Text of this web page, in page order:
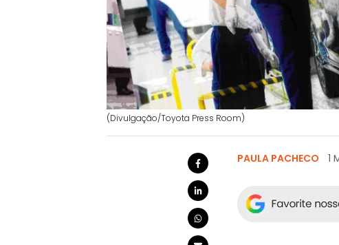
(Divulgação/Toyota Press Room)
PAULA PACHECO 1